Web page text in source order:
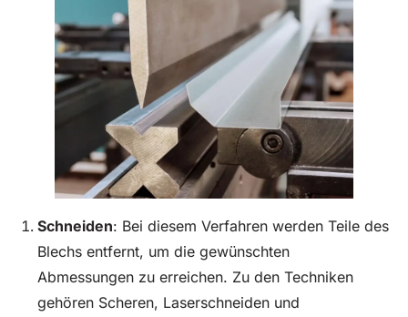
Schneiden: Bei diesem Verfahren werden Teile des
Blechs entfernt, um die gewünschten
Abmessungen zu erreichen. Zu den Techniken
gehören Scheren, Laserschneiden und